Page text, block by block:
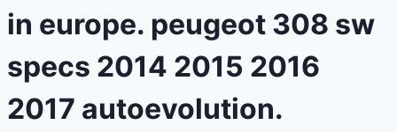
in europe. peugeot 308 sw
specs 2014 2015 2016
2017 autoevolution.